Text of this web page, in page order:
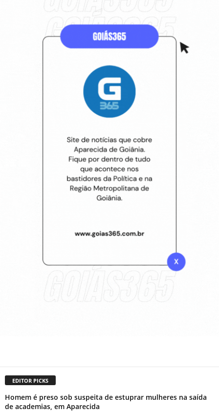
EDITOR PICKS
Homem é preso sob suspeita de estuprar mulheres na saída
de academias, em Aparecida